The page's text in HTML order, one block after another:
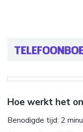
Hoe werkt het
Benodigde tijd: 2